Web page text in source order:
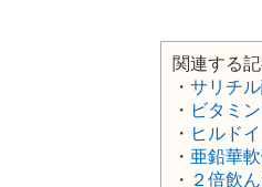
関連する
・ サリチ
・ ビタミ
・ ヒルド
・ 亜鉛華
・ ２倍飲